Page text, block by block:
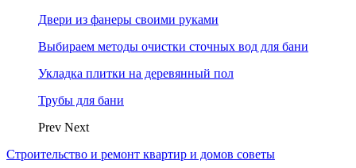
Двери из фанеры своими руками
Выбираем методы очистки сточных вод для бани
Укладка плитки на деревянный пол
Трубы для бани
Prev Next
Строительство и ремонт квартир и домов советы